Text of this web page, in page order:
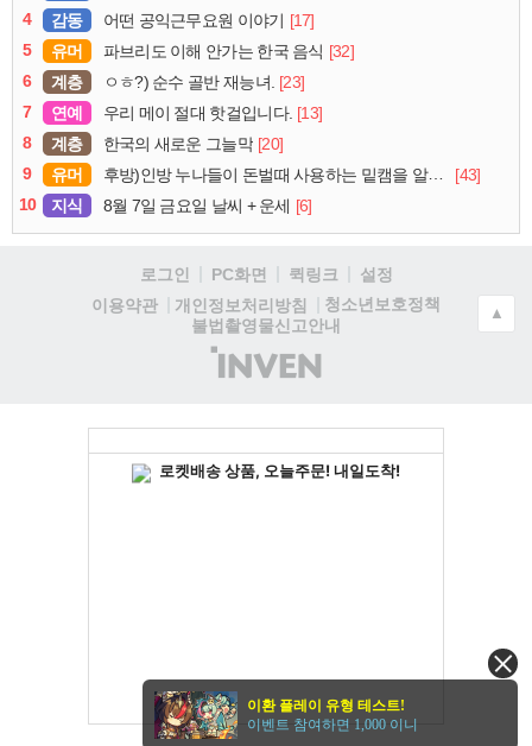
4
감동 어떤 공익근무요원 이야기 [17]
5
유머 파브리도 이해 안가는 한국 음식 [32]
6
계층 ㅇㅎ?) 순수 골반 재능녀. [23]
7
연예 우리 메이 절대 핫걸입니다. [13]
8
계층 한국의 새로운 그늘막 [20]
9
유머 후방)인방 누나들이 돈벌때 사용하는 밑캠을 알아보자
[43]
10
지식 8월 7일 금요일 날씨 + 운세 [6]
로그인 PC화면 퀵링크
설정
이용약관
개인정보처리방침
청소년보호정책
불법촬영물신고안내
(주)
인
▲
이환 플레이 유형 테스트!
이벤트 참여하면 1,000 이니